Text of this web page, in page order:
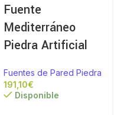
Fuente
Mediterráneo
Piedra Artificial
Fuentes de Pared Piedra
€
Disponible